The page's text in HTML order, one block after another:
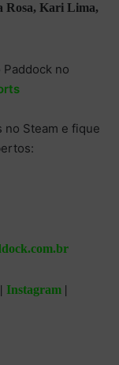
Rosa, Kari Lima,
no
no Steam e fique
| Instagram |